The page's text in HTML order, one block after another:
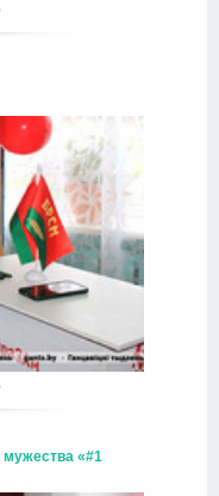
мужества «#1